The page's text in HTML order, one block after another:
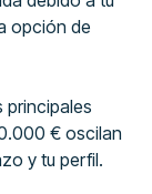
opción de
principales
€ oscilan
y tu perfil.